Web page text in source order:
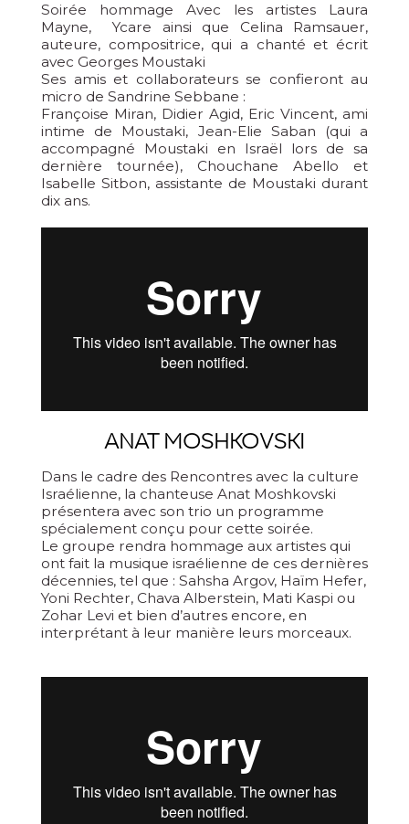
Soirée hommage Avec les artistes Laura
Mayne, Ycare ainsi que Celina Ramsauer,
auteure, compositrice, qui a chanté et écrit
avec Georges Moustaki
Ses amis et collaborateurs se confieront au
micro de Sandrine Sebbane :
Françoise Miran, Didier Agid, Eric Vincent, ami
intime de Moustaki, Jean-Elie Saban (qui a
accompagné Moustaki en Israël lors de sa
dernière tournée), Chouchane Abello et
Isabelle Sitbon, assistante de Moustaki durant
dix ans.
ANAT MOSHKOVSKI
Dans le cadre des Rencontres avec la culture
Israélienne, la chanteuse Anat Moshkovski
présentera avec son trio un programme
spécialement conçu pour cette soirée.
Le groupe rendra hommage aux artistes qui
ont fait la musique israélienne de ces dernières
décennies, tel que : Sahsha Argov, Haïm Hefer,
Yoni Rechter, Chava Alberstein, Mati Kaspi ou
Zohar Levi et bien d’autres encore, en
interprétant à leur manière leurs morceaux.